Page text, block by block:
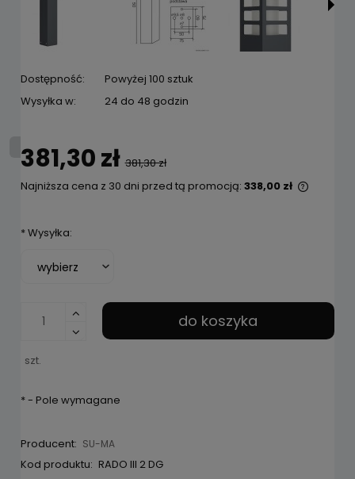
Dostępność:
Powyżej 100 sztuk
Wysyłka w:
24 do 48 godzin
381,30 zł 381,30 zł
Najniższa cena z 30 dni przed tą promocją: 338,00 zł
*Wysyłka:
szt.
do koszyka
*- Pole wymagane
Producent: SU-MA
Kod produktu: RADO III 2 DG